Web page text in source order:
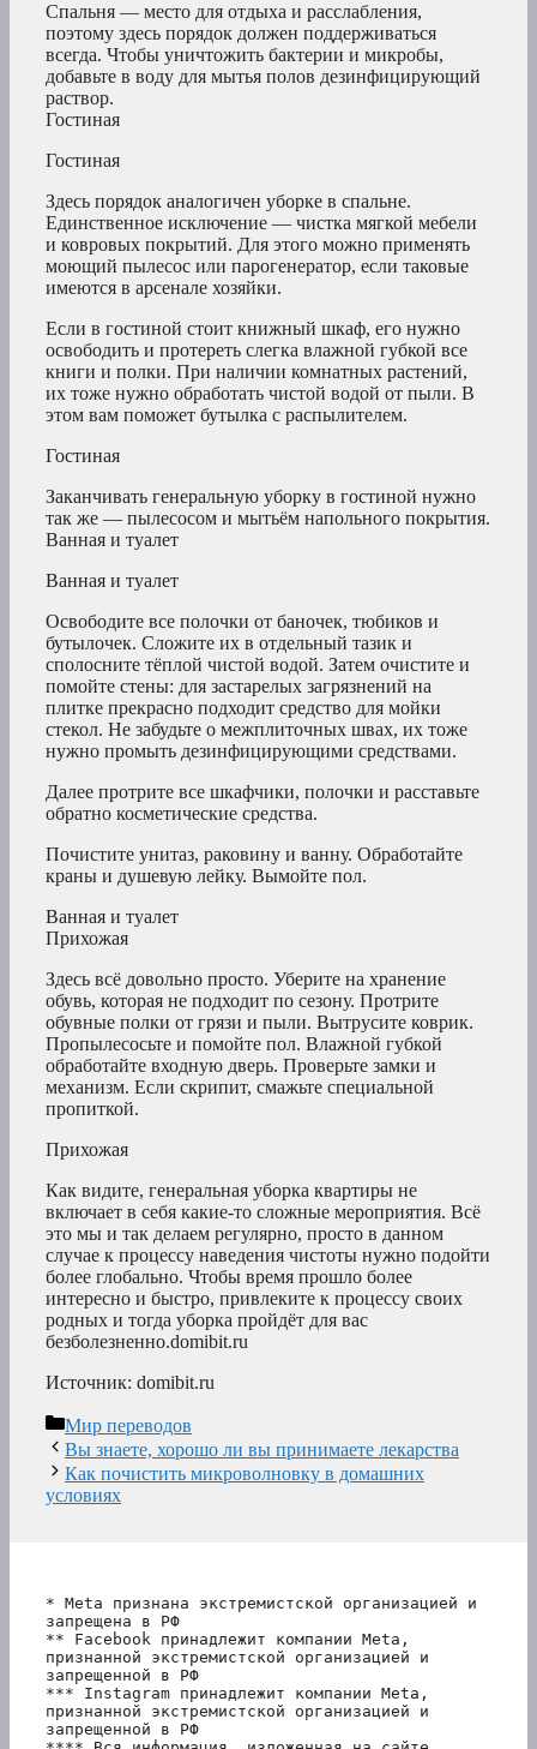
Спальня — место для отдыха и расслабления,
поэтому здесь порядок должен поддерживаться
всегда. Чтобы уничтожить бактерии и микробы,
добавьте в воду для мытья полов дезинфицирующий
раствор.
Гостиная
Гостиная
Здесь порядок аналогичен уборке в спальне.
Единственное исключение — чистка мягкой мебели
и ковровых покрытий. Для этого можно применять
моющий пылесос или парогенератор, если таковые
имеются в арсенале хозяйки.
Если в гостиной стоит книжный шкаф, его нужно
освободить и протереть слегка влажной губкой все
книги и полки. При наличии комнатных растений,
их тоже нужно обработать чистой водой от пыли. В
этом вам поможет бутылка с распылителем.
Гостиная
Заканчивать генеральную уборку в гостиной нужно
так же — пылесосом и мытьём напольного покрытия.
Ванная и туалет
Ванная и туалет
Освободите все полочки от баночек, тюбиков и
бутылочек. Сложите их в отдельный тазик и
сполосните тёплой чистой водой. Затем очистите и
помойте стены: для застарелых загрязнений на
плитке прекрасно подходит средство для мойки
стекол. Не забудьте о межплиточных швах, их тоже
нужно промыть дезинфицирующими средствами.
Далее протрите все шкафчики, полочки и расставьте
обратно косметические средства.
Почистите унитаз, раковину и ванну. Обработайте
краны и душевую лейку. Вымойте пол.
Ванная и туалет
Прихожая
Здесь всё довольно просто. Уберите на хранение
обувь, которая не подходит по сезону. Протрите
обувные полки от грязи и пыли. Вытрусите коврик.
Пропылесосьте и помойте пол. Влажной губкой
обработайте входную дверь. Проверьте замки и
механизм. Если скрипит, смажьте специальной
пропиткой.
Прихожая
Как видите, генеральная уборка квартиры не
включает в себя какие-то сложные мероприятия. Всё
это мы и так делаем регулярно, просто в данном
случае к процессу наведения чистоты нужно подойти
более глобально. Чтобы время прошло более
интересно и быстро, привлеките к процессу своих
родных и тогда уборка пройдёт для вас
безболезненно.domibit.ru
Источник: domibit.ru
Рубрики
Мир переводов
Вы знаете, хорошо ли вы принимаете лекарства
Как почистить микроволновку в домашних
условиях
* Meta признана экстремистской организацией и
запрещена в РФ
** Facebook принадлежит компании Meta,
признанной экстремистской организацией и
запрещенной в РФ
*** Instagram принадлежит компании Meta,
признанной экстремистской организацией и
запрещенной в РФ